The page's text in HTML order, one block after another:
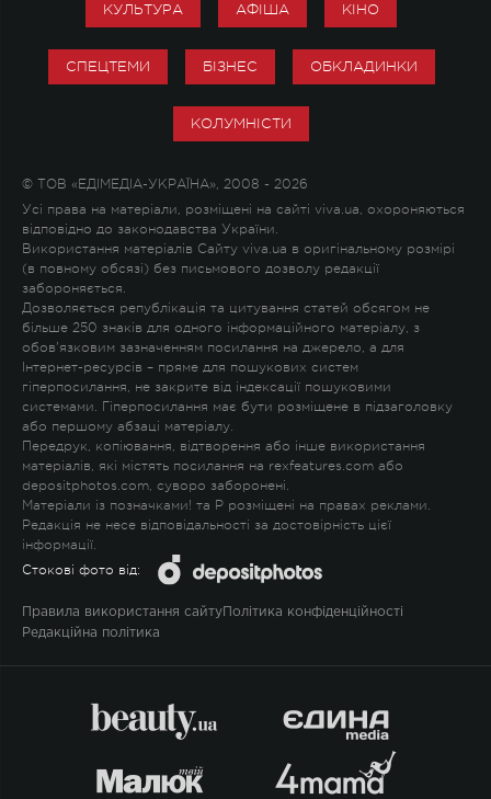
КУЛЬТУРА АФІША КІНО
СПЕЦТЕМИ БІЗНЕС ОБКЛАДИНКИ
КОЛУМНІСТИ
© ТОВ «ЕДІМЕДІА-УКРАЇНА», 2008 - 2026
Усі права на матеріали, розміщені на сайті viva.ua, охороняються
відповідно до законодавства України.
Використання матеріалів Сайту viva.ua в оригінальному розмірі
(в повному обсязі) без письмового дозволу редакції
забороняється.
Дозволяється републікація та цитування статей обсягом не
більше 250 знаків для одного інформаційного матеріалу, з
обов'язковим зазначенням посилання на джерело, а для
Інтернет-ресурсів – пряме для пошукових систем
гіперпосилання, не закрите від індексації пошуковими
системами. Гіперпосилання має бути розміщене в підзаголовку
або першому абзаці матеріалу.
Передрук, копіювання, відтворення або інше використання
матеріалів, які містять посилання на rexfeatures.com або
depositphotos.com, суворо заборонені.
Матеріали із позначками! та P розміщені на правах реклами.
Редакція не несе відповідальності за достовірність цієї
інформації.
Стокові фото від:
Правила використання сайту Політика конфіденційності
Редакційна політика